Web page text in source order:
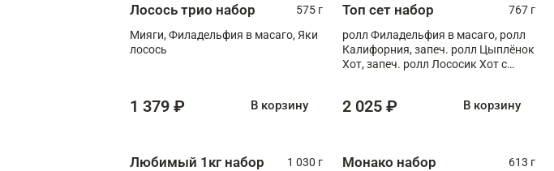
Лосось трио набор
575 г
Мияги, Филадельфия в масаго, Яки
лосось
1 379 ₽ В корзину
Топ сет набор
767 г
ролл Филадельфия в масаго, ролл
Калифорния, запеч. ролл Цыплёнок
Хот, запеч. ролл Лососик Хот с
2 025 ₽ В корзину
Любимый 1кг набор
1 030 г
Монако набор
613 г